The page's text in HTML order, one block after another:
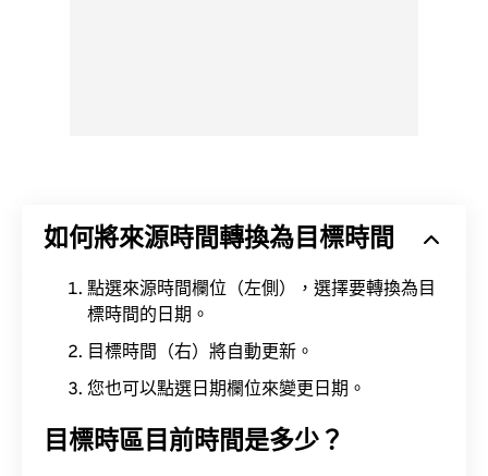
如何將來源時間轉換為目標時間
點選來源時間欄位（左側），選擇要轉換為目
標時間的日期。
目標時間（右）將自動更新。
您也可以點選日期欄位來變更日期。
目標時區目前時間是多少？